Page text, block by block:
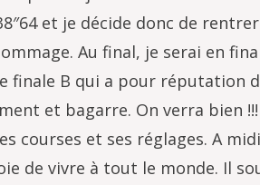
et je décide donc de
Au final, je serai en
finale B qui a pour réputation
et bagarre. On verra bien !!!
courses et ses réglages. A
de vivre à tout le monde. Il